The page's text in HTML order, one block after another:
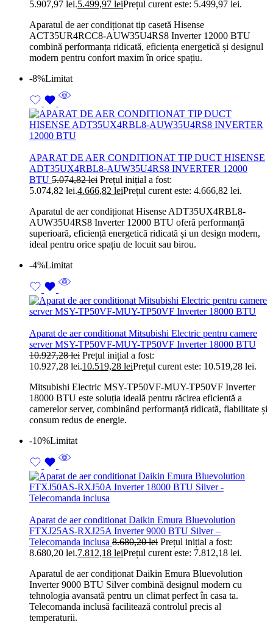
5.907,97 lei.5.499,97 leiPrețul curent este: 5.499,97 lei.
Aparatul de aer condiționat tip casetă Hisense
ACT35UR4RCC8-AUW35U4RS8 Inverter 12000 BTU
combină performanța ridicată, eficiența energetică și designul
modern pentru confort maxim în orice spațiu.
-8%Limitat
APARAT DE AER CONDITIONAT TIP DUCT HISENSE
ADT35UX4RBL8-AUW35U4RS8 INVERTER 12000
BTU 5.074,82lei Prețul inițial a fost:
5.074,82 lei.4.666,82 leiPrețul curent este: 4.666,82 lei.
Aparatul de aer condiționat Hisense ADT35UX4RBL8-
AUW35U4RS8 Inverter 12000 BTU oferă performanță
superioară, eficiență energetică ridicată și un design modern,
ideal pentru orice spațiu de locuit sau birou.
-4%Limitat
Aparat de aer conditionat Mitsubishi Electric pentru camere
server MSY-TP50VF-MUY-TP50VF Inverter 18000 BTU
10.927,28lei Prețul inițial a fost:
10.927,28 lei.10.519,28 leiPrețul curent este: 10.519,28 lei.
Mitsubishi Electric MSY-TP50VF-MUY-TP50VF Inverter
18000 BTU este soluția ideală pentru răcirea eficientă a
camerelor server, combinând performanță ridicată, fiabilitate și
consum redus de energie.
-10%Limitat
Aparat de aer conditionat Daikin Emura Bluevolution
FTXJ25AS-RXJ25A Inverter 9000 BTU Silver –
Telecomanda inclusa 8.680,20lei Prețul inițial a fost:
8.680,20 lei.7.812,18 leiPrețul curent este: 7.812,18 lei.
Aparatul de aer condiționat Daikin Emura Bluevolution
Inverter 9000 BTU Silver combină designul modern cu
tehnologia avansată pentru un climat perfect în casa ta.
Telecomanda inclusă facilitează controlul precis al
temperaturii.